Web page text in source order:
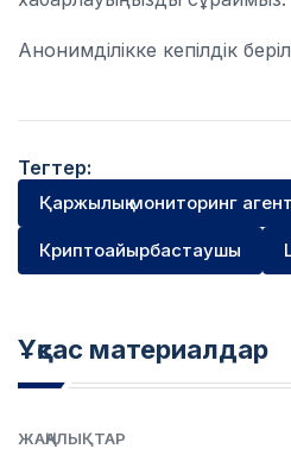
Анонимділікке кепілдік
Тегтер:
Қаржылық мониторинг
Криптоайырбастаушы
Ұқсас материалдар
ЖАҢАЛЫҚТАР